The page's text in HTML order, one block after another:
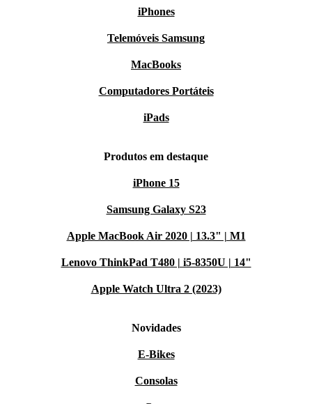
iPhones
Telemóveis Samsung
MacBooks
Computadores Portáteis
iPads
Produtos em destaque
iPhone 15
Samsung Galaxy S23
Apple MacBook Air 2020 | 13.3" | M1
Lenovo ThinkPad T480 | i5-8350U | 14"
Apple Watch Ultra 2 (2023)
Novidades
E-Bikes
Consolas